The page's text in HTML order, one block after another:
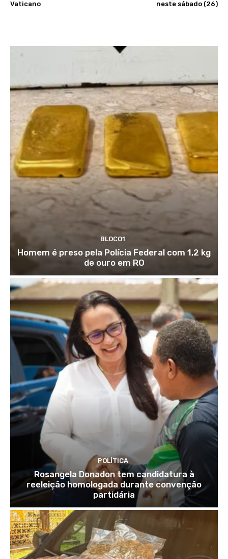
Vaticano
neste sábado (26)
BLOCO1
Homem é preso pela Polícia Federal com 1,2 kg
de ouro em RO
POLÍTICA
Rosangela Donadon tem candidatura à
reeleição homologada durante convenção
partidária